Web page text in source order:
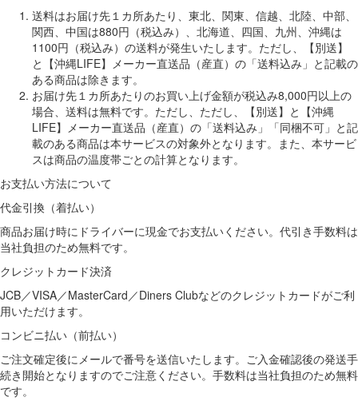
送料はお届け先１カ所あたり、東北、関東、信越、北陸、中部、
関西、中国は880円（税込み）、北海道、四国、九州、沖縄は
1100円（税込み）の送料が発生いたします。ただし、【別送】
と【沖縄LIFE】メーカー直送品（産直）の「送料込み」と記載の
ある商品は除きます。
お届け先１カ所あたりのお買い上げ金額が税込み8,000円以上の
場合、送料は無料です。ただし、ただし、【別送】と【沖縄
LIFE】メーカー直送品（産直）の「送料込み」「同梱不可」と記
載のある商品は本サービスの対象外となります。また、本サービ
スは商品の温度帯ごとの計算となります。
お支払い方法について
代金引換（着払い）
商品お届け時にドライバーに現金でお支払いください。代引き手数料は
当社負担のため無料です。
クレジットカード決済
JCB／VISA／MasterCard／Diners Clubなどのクレジットカードがご利
用いただけます。
コンビニ払い（前払い）
ご注文確定後にメールで番号を送信いたします。ご入金確認後の発送手
続き開始となりますのでご注意ください。手数料は当社負担のため無料
です。